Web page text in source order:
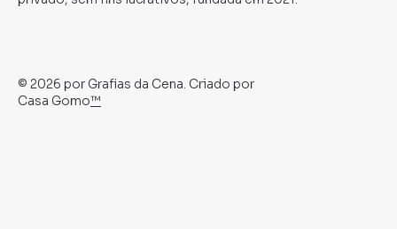
© 2026 por Grafias da Cena. Criado por
Casa Gomo™